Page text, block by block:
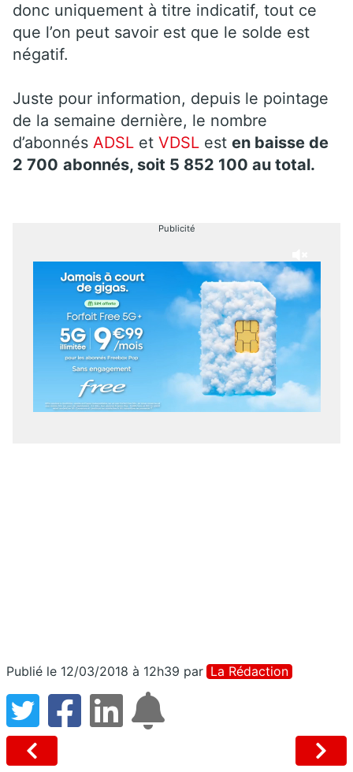
donc uniquement à titre indicatif, tout ce
que l’on peut savoir est que le solde est
négatif.
Juste pour information, depuis le pointage
de la semaine dernière, le nombre
d’abonnés ADSL et VDSL est en baisse de
2 700 abonnés, soit 5 852 100 au total.
Publicité
Publié le 12/03/2018 à 12h39 par La Rédaction